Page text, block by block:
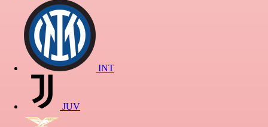
INT
JUV